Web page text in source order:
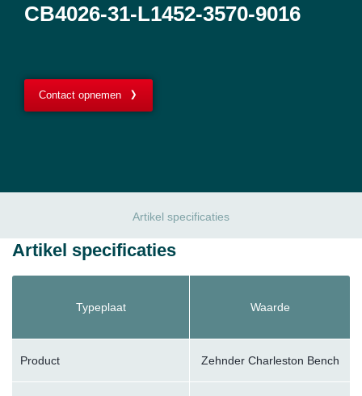
CB4026-31-L1452-3570-9016
Contact opnemen
Artikel specificaties
Artikel specificaties
Typeplaat Waarde
Product Zehnder Charleston Bench